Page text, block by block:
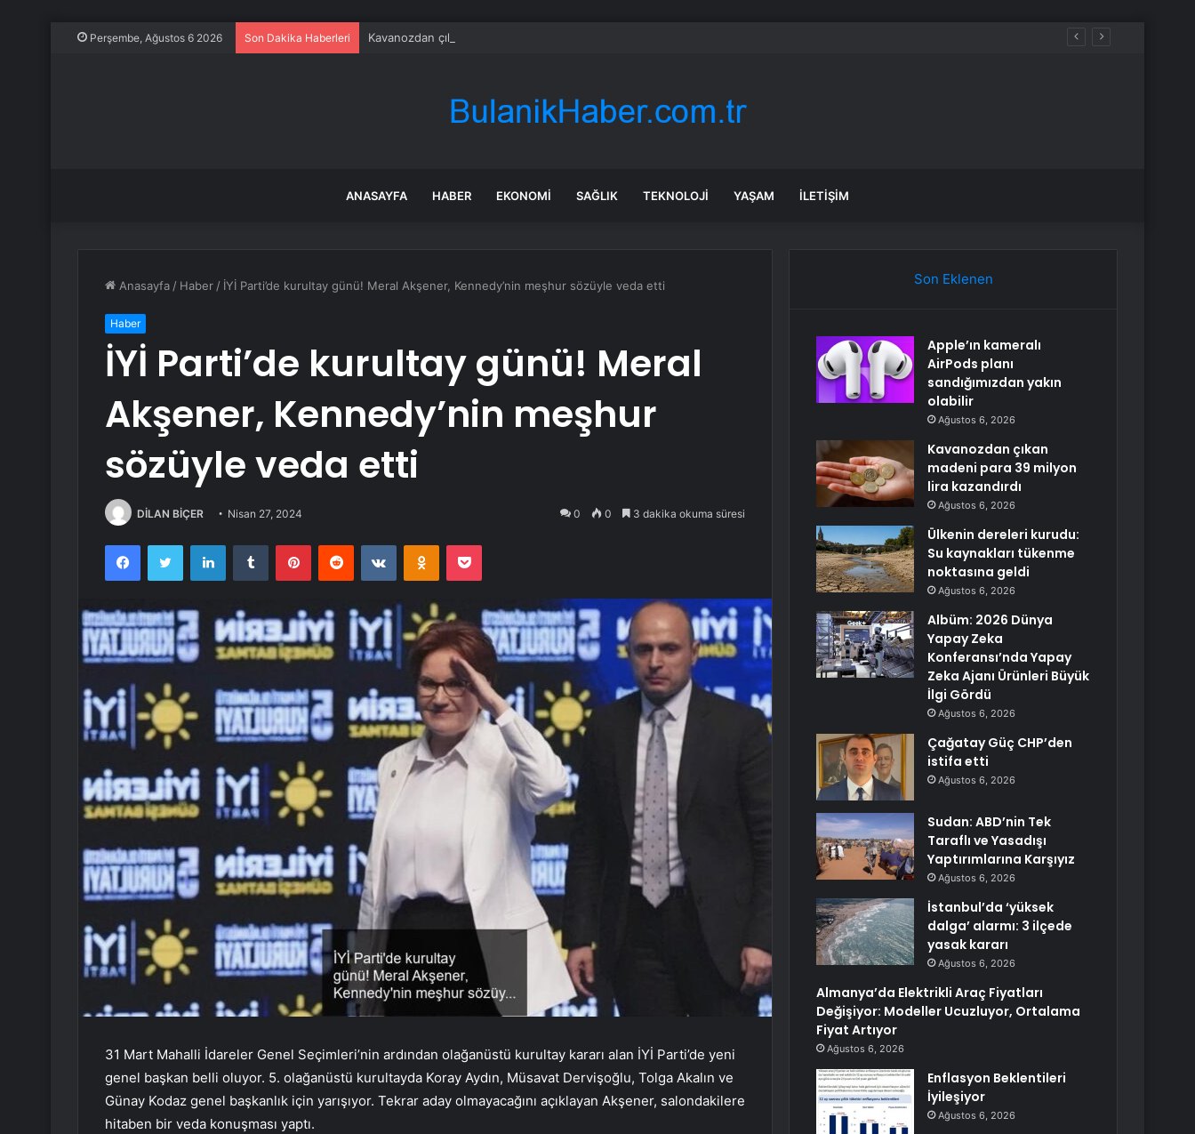
Perşembe, Ağustos 6 2026 Son Dakika Haberleri Kavanozdan çıkan madeni para 39 milyon lira kazandırdı
ANASAYFA HABER EKONOMI SAĞLIK TEKNOLOJI YAŞAM İLETIŞIM
Anasayfa / Haber / İYİ Parti’de kurultay günü! Meral Akşener, Kennedy’nin meşhur sözüyle veda etti
Haber
İYİ Parti’de kurultay günü! Meral
Akşener, Kennedy’nin meşhur
sözüyle veda etti
DİLAN BİÇER Nisan 27, 2024 0 0 3 dakika okuma süresi
FacebookTwitter LinkedInTumblr PinterestReddit VKontakteOdnoklassniki
Pocket
31 Mart Mahalli İdareler Genel Seçimleri’nin ardından olağanüstü kurultay kararı alan İYİ Parti’de yeni
genel başkan belli oluyor. 5. olağanüstü kurultayda Koray Aydın, Müsavat Dervişoğlu, Tolga Akalın ve
Günay Kodaz genel başkanlık için yarışıyor. Tekrar aday olmayacağını açıklayan Akşener, salondakilere
hitaben bir veda konuşması yaptı.
Son Eklenen
Apple’ın kameralı
AirPods planı
sandığımızdan yakın
olabilir
Ağustos 6, 2026
Kavanozdan çıkan
madeni para 39 milyon
lira kazandırdı
Ağustos 6, 2026
Ülkenin dereleri kurudu:
Su kaynakları tükenme
noktasına geldi
Ağustos 6, 2026
Albüm: 2026 Dünya
Yapay Zeka
Konferansı’nda Yapay
Zeka Ajanı Ürünleri Büyük
İlgi Gördü
Ağustos 6, 2026
Çağatay Güç CHP’den
istifa etti
Ağustos 6, 2026
Sudan: ABD’nin Tek
Taraflı ve Yasadışı
Yaptırımlarına Karşıyız
Ağustos 6, 2026
İstanbul’da ‘yüksek
dalga’ alarmı: 3 ilçede
yasak kararı
Ağustos 6, 2026
Almanya’da Elektrikli Araç Fiyatları
Değişiyor: Modeller Ucuzluyor, Ortalama
Fiyat Artıyor
Ağustos 6, 2026
Enflasyon Beklentileri
İyileşiyor
Ağustos 6, 2026